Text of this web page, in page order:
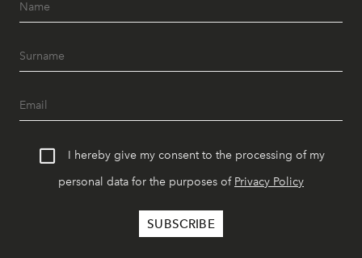
I hereby give my consent to the processing of my
personal data for the purposes of Privacy Policy